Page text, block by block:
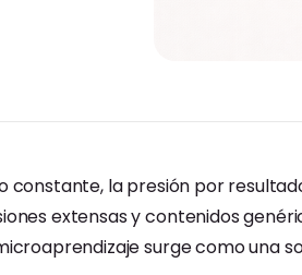
la presión por
extensas y contenidos
surge como